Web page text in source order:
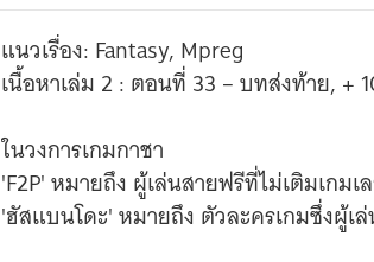
แนวเรื่อง: Fantasy, Mpreg
เนื้อหาเล่ม 2 : ตอนที่ 33 – บทส่งท้าย, +
ในวงการเกมกาชา
'F2P' หมายถึง ผู้เล่นสายฟรีที่ไม่เติมเกม
'ฮัสแบนโดะ' หมายถึง ตัวละครเกมซึ่งผู้เ